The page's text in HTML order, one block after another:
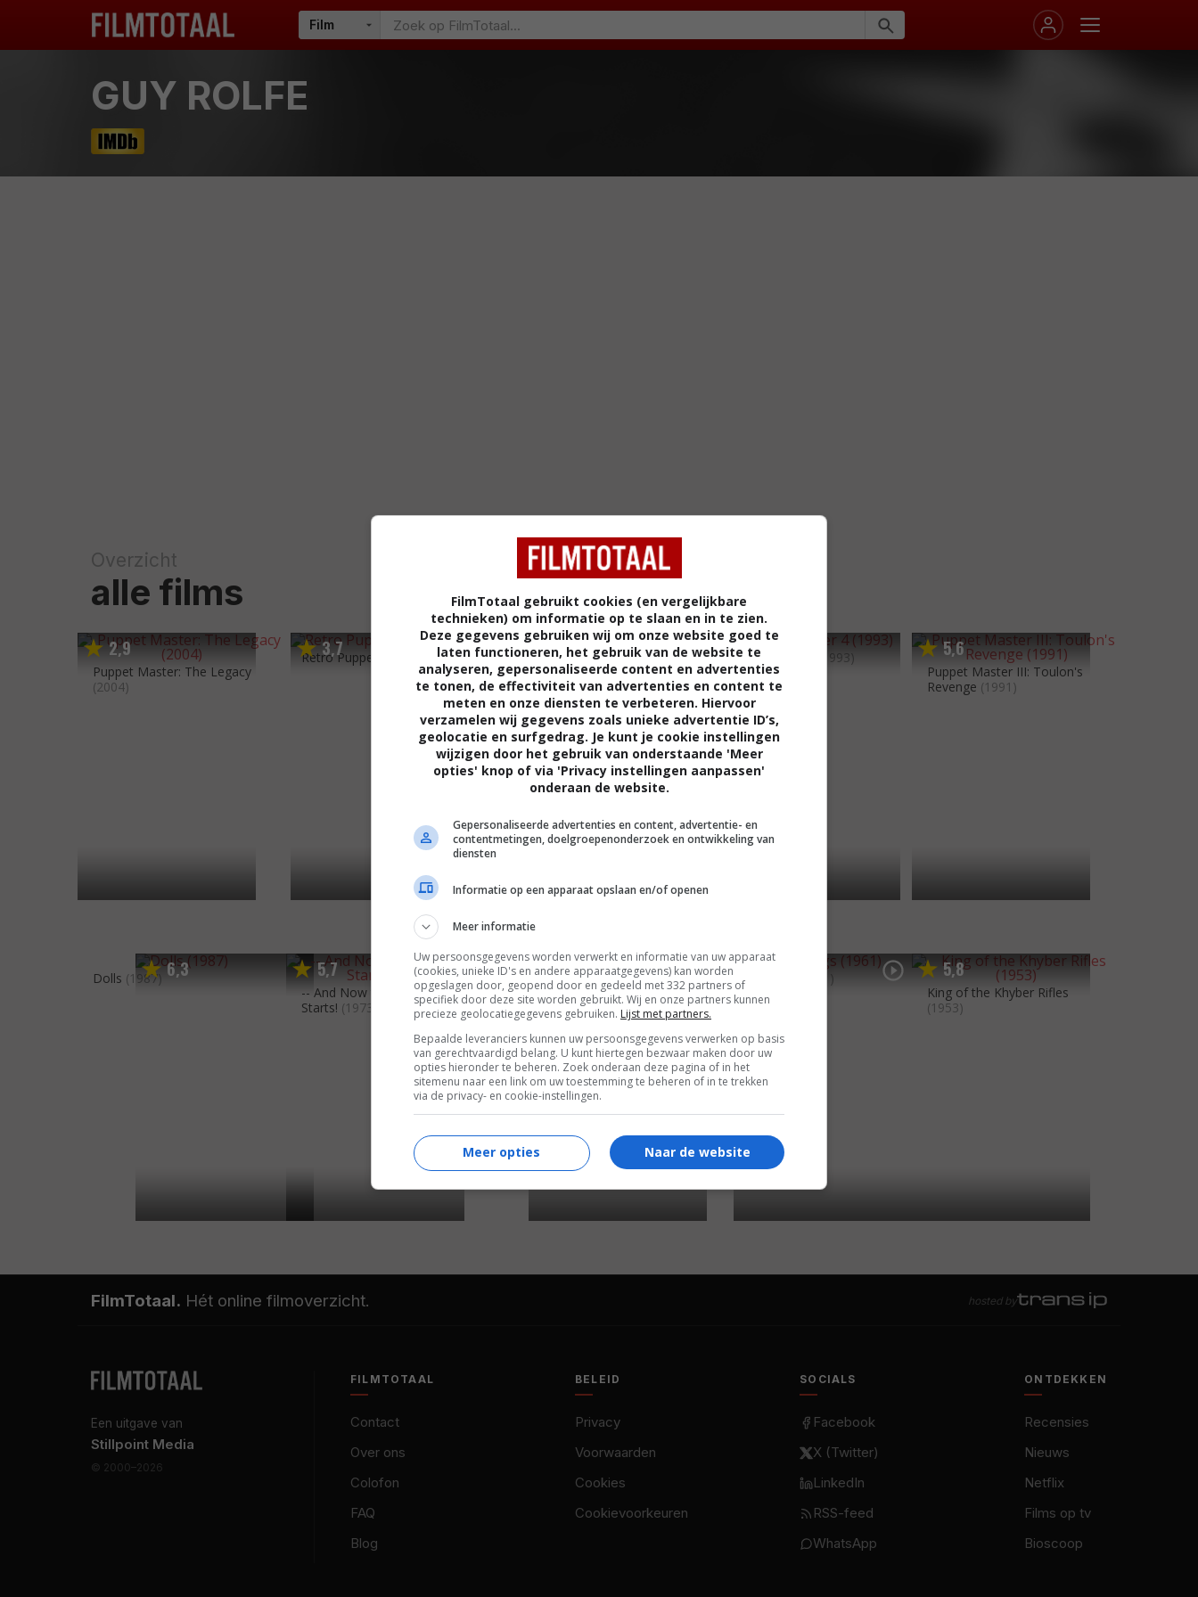
GUY ROLFE
Overzicht
alle films
2,9
Puppet Master: The Legacy
(2004)
3,7
Retro Puppet Master (1999) 4,8
Puppet Master 5: The Final
Chapter (1994)
5 0
Puppet Master 4 (1993) 5,6
Puppet Master III: Toulon's
Revenge (1991)
6,3
Dolls (1987) 5,7
-- And Now the Screaming
Starts! (1973)
6, 4
Taras Bulba (1962) 6
King of Kings (1961) 5,8
King of the Khyber Rifles
(1953)
FilmTotaal. Hét online filmoverzicht. hosted by
Een uitgave van
Stillpoint Media
© 2000–2026
FILMTOTAAL
Contact
Over ons
Colofon
FAQ
Blog
BELEID
Privacy
Voorwaarden
Cookies
Cookievoorkeuren
SOCIALS
Facebook
X (Twitter)
LinkedIn
RSS-feed
WhatsApp
ONTDEKKEN
Recensies
Nieuws
Netflix
Films op tv
Bioscoop
FilmTotaal gebruikt cookies (en vergelijkbare
technieken) om informatie op te slaan en in te zien.
Deze gegevens gebruiken wij om onze website goed te
laten functioneren, het gebruik van de website te
analyseren, gepersonaliseerde content en advertenties
te tonen, de effectiviteit van advertenties en content te
meten en onze diensten te verbeteren. Hiervoor
verzamelen wij gegevens zoals unieke advertentie ID’s,
geolocatie en surfgedrag. Je kunt je cookie instellingen
wijzigen door het gebruik van onderstaande 'Meer
opties' knop of via 'Privacy instellingen aanpassen'
onderaan de website.
Gepersonaliseerde advertenties en content, advertentie- en
contentmetingen, doelgroepenonderzoek en ontwikkeling van
diensten
Informatie op een apparaat opslaan en/of openen
Meer informatie
Uw persoonsgegevens worden verwerkt en informatie van uw apparaat
(cookies, unieke ID's en andere apparaatgegevens) kan worden
opgeslagen door, geopend door en gedeeld met 332 partners of
specifiek door deze site worden gebruikt. Wij en onze partners kunnen
precieze geolocatiegegevens gebruiken. Lijst met partners.
Bepaalde leveranciers kunnen uw persoonsgegevens verwerken op basis
van gerechtvaardigd belang. U kunt hiertegen bezwaar maken door uw
opties hieronder te beheren. Zoek onderaan deze pagina of in het
sitemenu naar een link om uw toestemming te beheren of in te trekken
via de privacy- en cookie-instellingen.
Naar de website
Meer opties